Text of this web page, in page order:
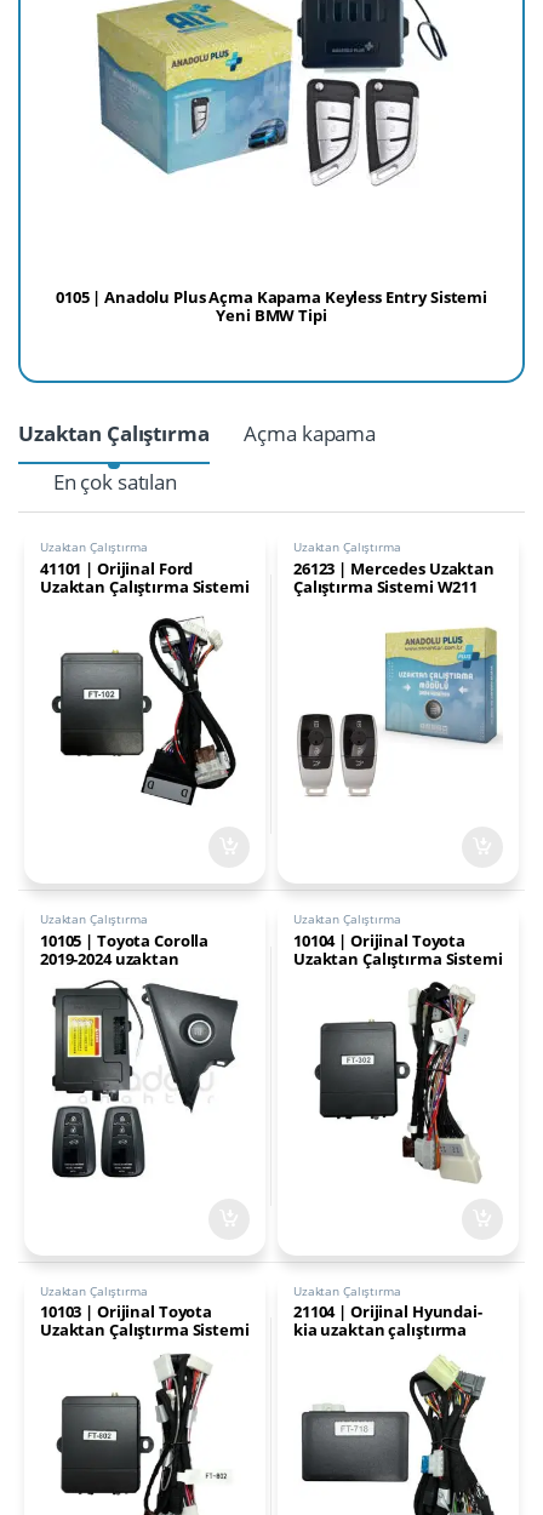
0105 | Anadolu Plus Açma Kapama Keyless Entry Sistemi
Yeni BMW Tipi
Uzaktan Çalıştırma
Açma kapama
En çok satılan
Uzaktan Çalıştırma
41101 | Orijinal Ford
Uzaktan Çalıştırma Sistemi
Uzaktan Çalıştırma
26123 | Mercedes Uzaktan
Çalıştırma Sistemi W211
Uzaktan Çalıştırma
10105 | Toyota Corolla
2019-2024 uzaktan
çalıştırma + Panel
Uzaktan Çalıştırma
10104 | Orijinal Toyota
Uzaktan Çalıştırma Sistemi
Uzaktan Çalıştırma
10103 | Orijinal Toyota
Uzaktan Çalıştırma Sistemi
Uzaktan Çalıştırma
21104 | Orijinal Hyundai-
kia uzaktan çalıştırma